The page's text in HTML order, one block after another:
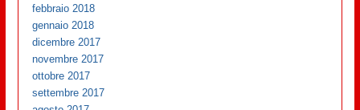
febbraio 2018
gennaio 2018
dicembre 2017
novembre 2017
ottobre 2017
settembre 2017